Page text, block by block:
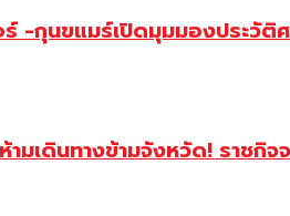
-กุนขแมร์เปิดมุมมองประวั
ามเดินทางข้ามจังหวัด! ราชกิจ